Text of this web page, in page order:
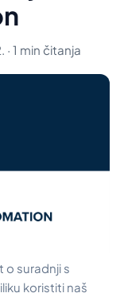
1 min čitanja
o suradnji s
koristiti naš